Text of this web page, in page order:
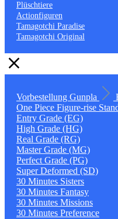
Plüschtiere
Actionfiguren
Tamagotchi Paradise
Tamagotchi Original
Vorbestellung Gunpla
One Piece Figure-rise
Entry Grade (EG)
High Grade (HG)
Real Grade (RG)
Master Grade (MG)
Perfect Grade (PG)
Super Deformed (SD)
30 Minutes Sisters
30 Minutes Fantasy
30 Minutes Missions
30 Minutes Preference